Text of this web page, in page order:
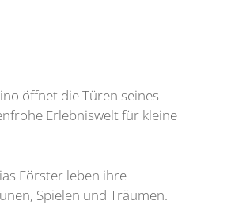
öffnet die Türen seines
Erlebniswelt für kleine
Förster leben ihre
Spielen und Träumen.